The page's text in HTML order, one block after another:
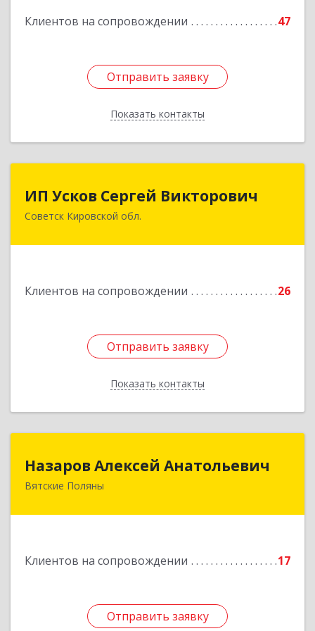
Клиентов на сопровождении 47
Отправить заявку
Показать контакты
Подробнее
Отправить заявку
Назад
ИП Усков Сергей Викторович
Советск Кировской обл.
Клиентов на сопровождении 26
Отправить заявку
Показать контакты
ИП Усков Сергей Викторович
613340, Кировская обл, Советск г, Дружбы ул,
Отправить заявку
Назад
Назаров Алексей Анатольевич
Вятские Поляны
Клиентов на сопровождении 17
Отправить заявку
Назаров Алексей Анатольевич
612964,Кировская обл,город Вятские Поляны
Отправить заявку